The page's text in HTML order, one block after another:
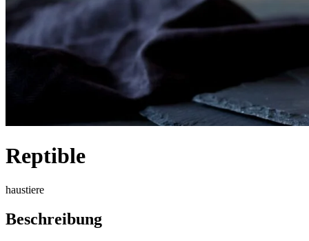
Reptible
haustiere
Beschreibung